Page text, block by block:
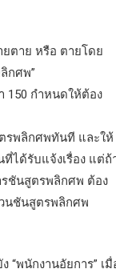
ตาย หรือ ตายโดย
กศพ”
150 กำหนดให้ต้อง
รพลิกศพทันที และให้
ได้รับแจ้งเรื่อง แต่ถ้
รชันสูตรพลิกศพ ต้อง
วนชันสูตรพลิกศพ
“พนักงานอัยการ” เมื่